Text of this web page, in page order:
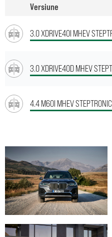
Versiune
3.0 XDRIVE40I MHEV
3.0 XDRIVE40D MHEV
4.4 M60I MHEV